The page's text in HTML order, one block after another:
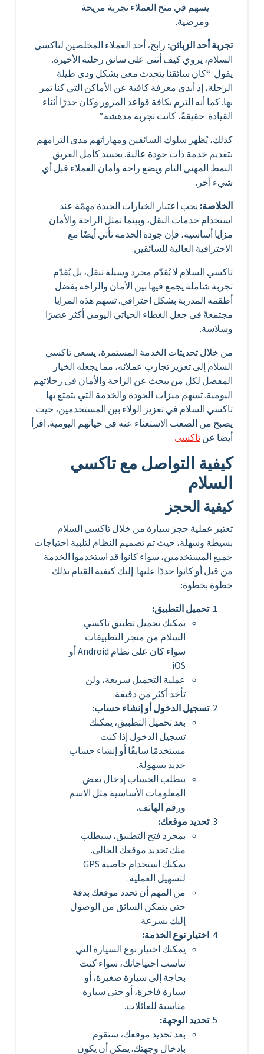
يسهم في منح العملاء تجربة مريحة
ومرضية.
تجربة أحد الزبائن:رابح، أحد العملاء المخلصين لتاكسي
السلام، يروي كيف أثنى على سائق رحلته الأخيرة.
يقول: “كان سائقنا يتحدث معي بشكل ودي طيلة
الرحلة، إذ أبدى معرفة كافية عن الأماكن التي كنا تمر
بها. كما أنه التزم بكافة قواعد المرور وكان حذرًا أثناء
القيادة. حقيقةً، كانت تجربة مدهشة.”
كذلك، يُظهر سلوك السائقين ومهاراتهم مدى التزامهم
بتقديم خدمة ذات جودة عالية. يجسد كامل الفريق
النمط المهني التام ويضع راحة وأمان العملاء قبل أي
شيء آخر.
الخلاصة:يجب اعتبار الخيارات الجيدة مهمّة عند
استخدام خدمات النقل، وبينما تمثل الراحة والأمان
مزايا أساسية، فإن جودة الخدمة تأتي أيضًا مع
الاحترافية العالية للسائقين.
تاكسي السلام لا يُقدّم مجرد وسيلة تنقل، بل يُقدّم
تجربة شاملة يجمع فيها بين الأمان والراحة بفضل
أطقمه المدربة بشكل احترافي. تسهم هذه المزايا
مجتمعةً في جعل الغطاء الحياتي اليومي أكثر عصرًا
وسلاسة.
من خلال تحديثات الخدمة المستمرة، يسعى تاكسي
السلام إلى تعزيز تجارب عملائه، مما يجعله الخيار
المفضل لكل من يبحث عن الراحة والأمان في رحلاتهم
اليومية. تسهم ميزات الجودة والخدمة التي يتمتع بها
تاكسي السلام في تعزيز الولاء بين المستخدمين، حيث
يصبح من الصعب الاستغناء عنه في حياتهم اليومية. اقرأ
أيضا عنتاكسى
كيفية التواصل مع تاكسي
السلام
كيفية الحجز
تعتبر عملية حجز سيارة من خلال تاكسي السلام
بسيطة وسهلة، حيث تم تصميم النظام لتلبية احتياجات
جميع المستخدمين، سواء كانوا قد استخدموا الخدمة
من قبل أو كانوا جددًا عليها. إليك كيفية القيام بذلك
خطوة بخطوة:
تحميل التطبيق:
يمكنك تحميل تطبيق تاكسي
السلام من متجر التطبيقات
سواء كان على نظام Android أو
iOS.
عملية التحميل سريعة، ولن
تأخذ أكثر من دقيقة.
تسجيل الدخول أو إنشاء حساب:
بعد تحميل التطبيق، يمكنك
تسجيل الدخول إذا كنت
مستخدمًا سابقًا أو إنشاء حساب
جديد بسهولة.
يتطلب الحساب إدخال بعض
المعلومات الأساسية مثل الاسم
ورقم الهاتف.
تحديد موقعك:
بمجرد فتح التطبيق، سيطلب
منك تحديد موقعك الحالي.
يمكنك استخدام خاصية GPS
لتسهيل العملية.
من المهم أن تحدد موقعك بدقة
حتى يتمكن السائق من الوصول
إليك بسرعة.
اختيار نوع الخدمة:
يمكنك اختيار نوع السيارة التي
تناسب احتياجاتك، سواء كنت
بحاجة إلى سيارة صغيرة، أو
سيارة فاخرة، أو حتى سيارة
مناسبة للعائلات.
تحديد الوجهة:
بعد تحديد موقعك، ستقوم
بإدخال وجهتك. يمكن أن يكون